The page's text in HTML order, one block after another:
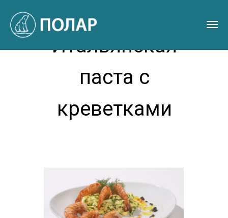
Итальянская
паста с
креветками